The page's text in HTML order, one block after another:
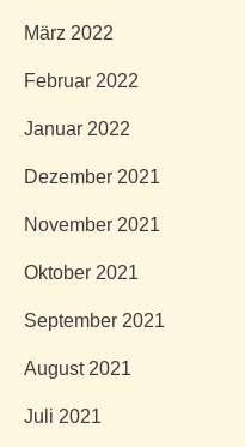
März 2022
Februar 2022
Januar 2022
Dezember 2021
November 2021
Oktober 2021
September 2021
August 2021
Juli 2021